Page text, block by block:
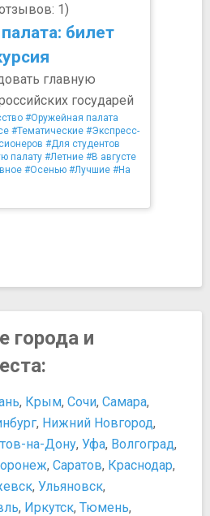
1)
билет
главную
государей
#Оружейная палата
#Тематические #Экспресс-
#Для студентов
палату #Летние #В августе
#Осенью #Лучшие #На
города и
, Крым, Сочи, Самара,
, Нижний Новгород,
на-Дону, Уфа, Волгоград,
, Саратов, Краснодар,
, Ульяновск,
, Иркутск, Тюмень,